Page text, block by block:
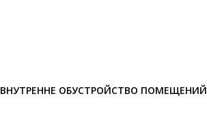
ВНУТРЕННЕ ОБУСТРОЙСТВО ПОМЕЩЕНИЙ